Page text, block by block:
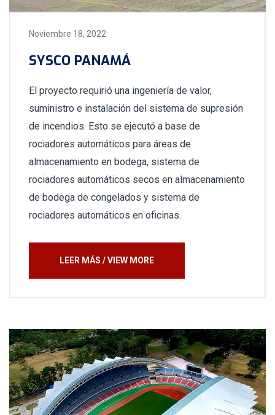
Noviembre 18, 2022
SYSCO PANAMÁ
El proyecto requirió una ingeniería de valor,
suministro e instalación del sistema de supresión
de incendios. Esto se ejecutó a base de
rociadores automáticos para áreas de
almacenamiento en bodega, sistema de
rociadores automáticos secos en almacenamiento
de bodega de congelados y sistema de
rociadores automáticos en oficinas.
LEER MÁS / VIEW MORE